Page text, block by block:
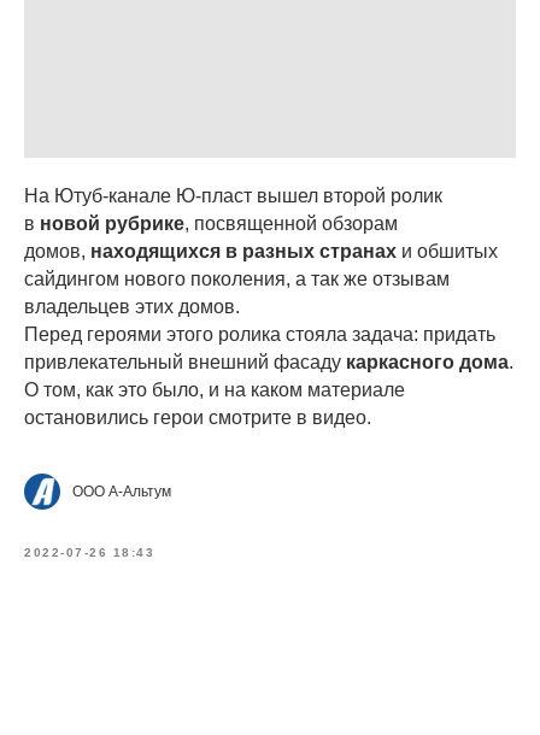
На Ютуб-канале Ю-пласт вышел второй ролик
в новой рубрике, посвященной обзорам
домов, находящихся в разных странах и обшитых
сайдингом нового поколения, а так же отзывам
владельцев этих домов.
Перед героями этого ролика стояла задача: придать
привлекательный внешний фасаду каркасного дома.
О том, как это было, и на каком материале
остановились герои смотрите в видео.
ООО А-Альтум
2022-07-26 18:43